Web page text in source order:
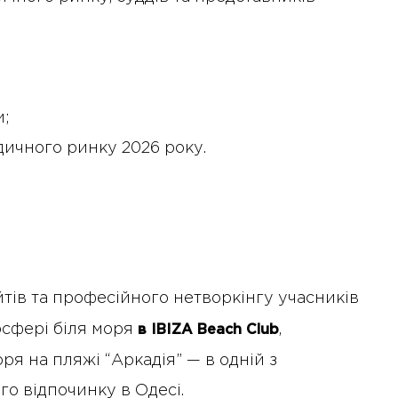
ринку 2026 року.
та професійного нетворкінгу учасників
біля моря в IBIZA Beach Club,
на пляжі “Аркадія” — в одній з
відпочинку в Одесі.